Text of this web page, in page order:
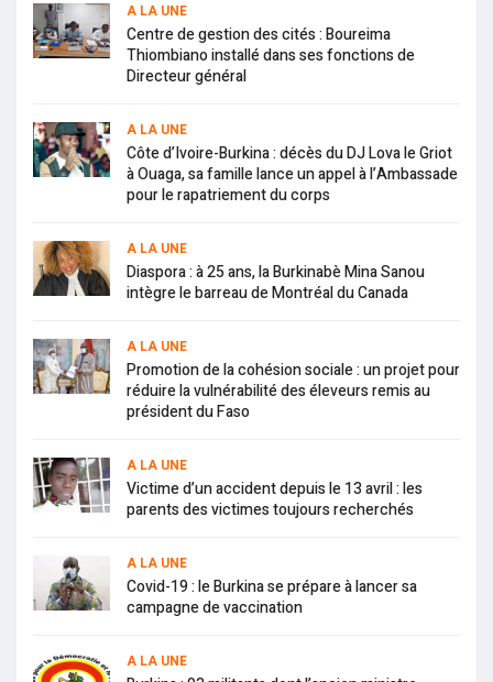
A LA UNE
Centre de gestion des cités : Boureima
Thiombiano installé dans ses fonctions de
Directeur général
A LA UNE
Côte d’Ivoire-Burkina : décès du DJ Lova le Griot
à Ouaga, sa famille lance un appel à l’Ambassade
pour le rapatriement du corps
A LA UNE
Diaspora : à 25 ans, la Burkinabè Mina Sanou
intègre le barreau de Montréal du Canada
A LA UNE
Promotion de la cohésion sociale : un projet pour
réduire la vulnérabilité des éleveurs remis au
président du Faso
A LA UNE
Victime d’un accident depuis le 13 avril : les
parents des victimes toujours recherchés
A LA UNE
Covid-19 : le Burkina se prépare à lancer sa
campagne de vaccination
A LA UNE